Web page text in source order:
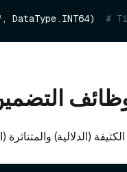
, DataType.INT64) #
(الدلالية) والمتناثرة